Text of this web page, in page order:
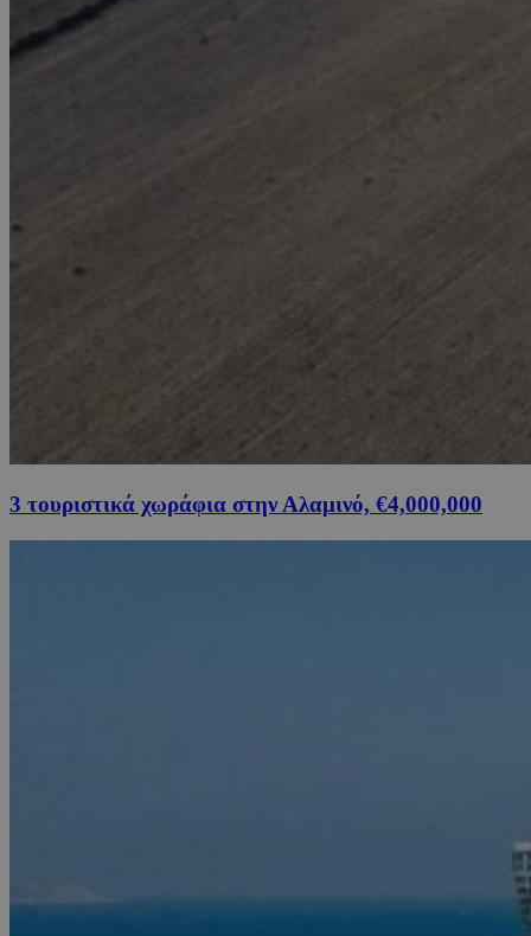
3 τουριστικά χωράφια στην Αλαμινό, €4,000,000